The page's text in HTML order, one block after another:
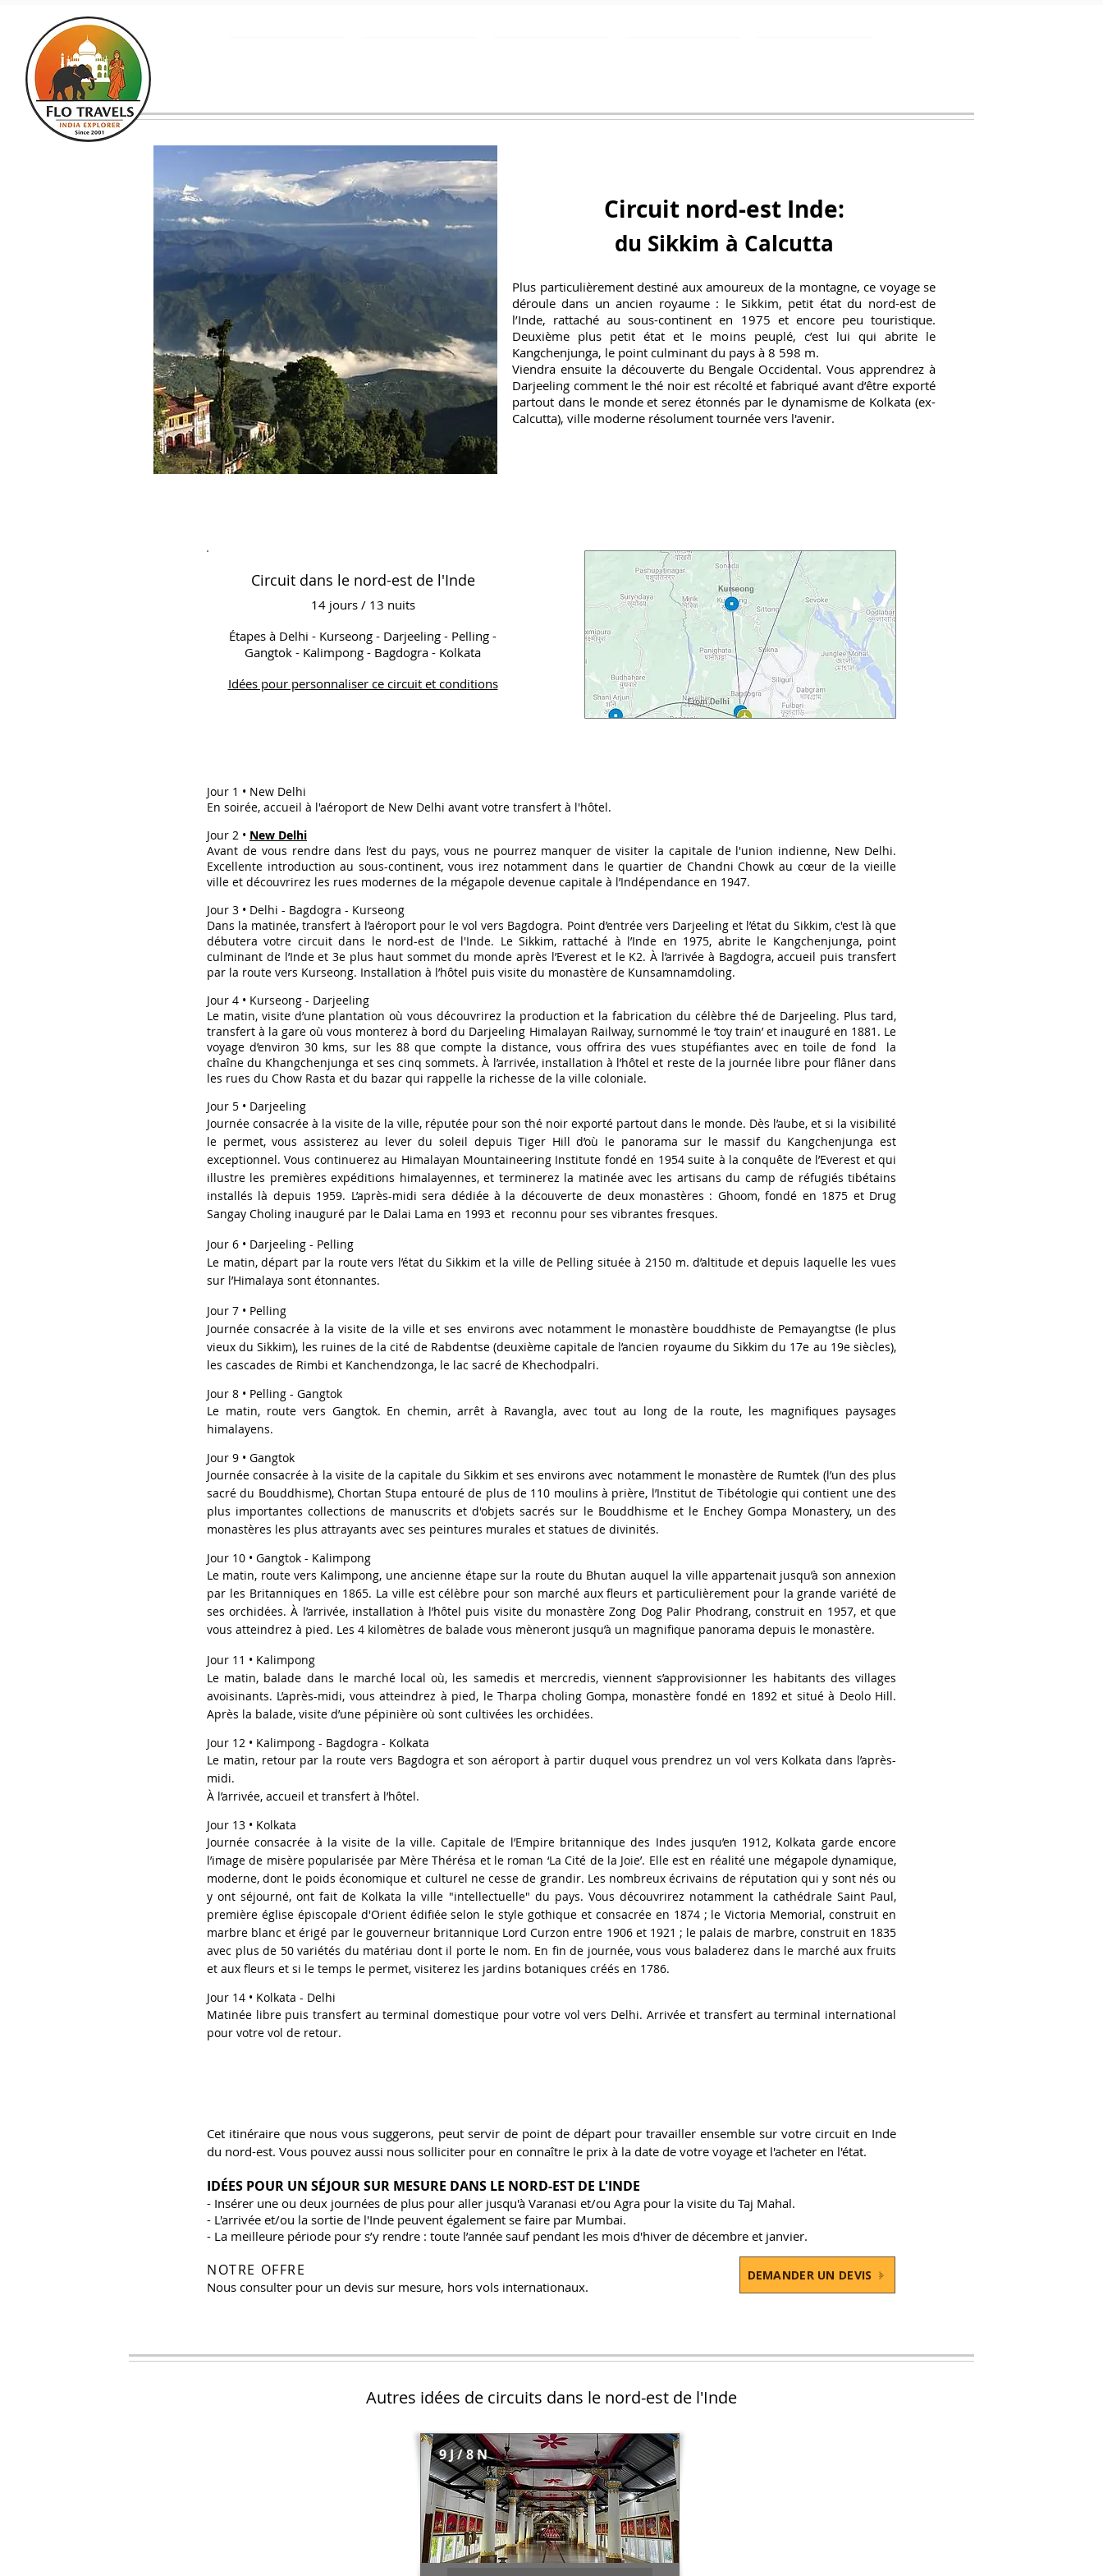
Circuit nord-est Inde:
du Sikkim à Calcutta
Plus particulièrement destiné aux amoureux de la montagne, ce voyage se
déroule dans un ancien royaume : le Sikkim, petit état du nord-est de
l’Inde, rattaché au sous-continent en 1975 et encore peu touristique.
Deuxième plus petit état et le moins peuplé, c’est lui qui abrite le
Kangchenjunga, le point culminant du pays à 8 598 m.
Viendra ensuite la découverte du Bengale Occidental. Vous apprendrez à
Darjeeling comment le thé noir est récolté et fabriqué avant d’être exporté
partout dans le monde et serez étonnés par le dynamisme de Kolkata (ex-
Calcutta), ville moderne résolument tournée vers l'avenir.
Circuit dans le nord-est de l'Inde
14 jours / 13 nuits
Étapes à Delhi - Kurseong - Darjeeling - Pelling -
Gangtok - Kalimpong - Bagdogra - Kolkata
Idées pour personnaliser ce circuit et conditions
Jour 1 • New Delhi
En soirée, accueil à l'aéroport de New Delhi avant votre transfert à l'hôtel.
Jour 2 • New Delhi
Avant de vous rendre dans l’est du pays, vous ne pourrez manquer de visiter la capitale de l'union indienne, New Delhi.
Excellente introduction au sous-continent, vous irez notamment dans le quartier de Chandni Chowk au cœur de la vieille
ville et découvrirez les rues modernes de la mégapole devenue capitale à l’Indépendance en 1947.
Jour 3 • Delhi - Bagdogra - Kurseong
Dans la matinée, transfert à l’aéroport pour le vol vers Bagdogra. Point d’entrée vers Darjeeling et l’état du Sikkim, c'est là que
débutera votre circuit dans le nord-est de l'Inde. Le Sikkim, rattaché à l’Inde en 1975, abrite le Kangchenjunga, point
culminant de l’Inde et 3e plus haut sommet du monde après l’Everest et le K2. À l’arrivée à Bagdogra, accueil puis transfert
par la route vers Kurseong. Installation à l’hôtel puis visite du monastère de Kunsamnamdoling.
Jour 4 • Kurseong - Darjeeling
Le matin, visite d’une plantation où vous découvrirez la production et la fabrication du célèbre thé de Darjeeling. Plus tard,
transfert à la gare où vous monterez à bord du Darjeeling Himalayan Railway, surnommé le ‘toy train’ et inauguré en 1881. Le
voyage d’environ 30 kms, sur les 88 que compte la distance, vous offrira des vues stupéfiantes avec en toile de fond la
chaîne du Khangchenjunga et ses cinq sommets. À l’arrivée, installation à l’hôtel et reste de la journée libre pour flâner dans
les rues du Chow Rasta et du bazar qui rappelle la richesse de la ville coloniale.
Jour 5 • Darjeeling
Journée consacrée à la visite de la ville, réputée pour son thé noir exporté partout dans le monde. Dès l’aube, et si la visibilité
le permet, vous assisterez au lever du soleil depuis Tiger Hill d’où le panorama sur le massif du Kangchenjunga est
exceptionnel. Vous continuerez au Himalayan Mountaineering Institute fondé en 1954 suite à la conquête de l’Everest et qui
illustre les premières expéditions himalayennes, et terminerez la matinée avec les artisans du camp de réfugiés tibétains
installés là depuis 1959. L’après-midi sera dédiée à la découverte de deux monastères : Ghoom, fondé en 1875 et Drug
Sangay Choling inauguré par le Dalai Lama en 1993 et reconnu pour ses vibrantes fresques.
Jour 6 • Darjeeling - Pelling
Le matin, départ par la route vers l’état du Sikkim et la ville de Pelling située à 2150 m. d’altitude et depuis laquelle les vues
sur l’Himalaya sont étonnantes.
Jour 7 • Pelling
Journée consacrée à la visite de la ville et ses environs avec notamment le monastère bouddhiste de Pemayangtse (le plus
vieux du Sikkim), les ruines de la cité de Rabdentse (deuxième capitale de l’ancien royaume du Sikkim du 17e au 19e siècles),
les cascades de Rimbi et Kanchendzonga, le lac sacré de Khechodpalri.
Jour 8 • Pelling - Gangtok
​Le matin, routevers Gangtok. En chemin, arrêt à Ravangla, avec tout au long de la route, les magnifiques paysages
himalayens.
Jour 9 • Gangtok
Journée consacrée à la visite de la capitale du Sikkim et ses environs avec notamment le monastère de Rumtek (l’un des plus
sacré du Bouddhisme), Chortan Stupa entouré de plus de 110 moulins à prière, l’Institut de Tibétologie qui contient une des
plus importantes collections de manuscrits et d'objets sacrés sur le Bouddhisme et le Enchey Gompa Monastery, un des
monastères les plus attrayants avec ses peintures murales et statues de divinités.
Jour 10 • Gangtok - Kalimpong
Le matin, route vers Kalimpong, une ancienne étape sur la route du Bhutan auquel la ville appartenait jusqu’à son annexion
par les Britanniques en 1865. La ville est célèbre pour son marché aux fleurs et particulièrement pour la grande variété de
ses orchidées.À l’arrivée, installation à l’hôtel puis visite du monastère Zong Dog Palir Phodrang, construit en 1957, et que
vous atteindrez à pied. Les 4 kilomètres de balade vous mèneront jusqu’à un magnifique panorama depuis le monastère.
Jour 11 • Kalimpong
Le matin, balade dans le marché local où, les samedis et mercredis, viennent s’approvisionner les habitants des villages
avoisinants. L’après-midi, vous atteindrez à pied, le Tharpa choling Gompa, monastère fondé en 1892 et situé à Deolo Hill.
Après la balade, visite d’une pépinière où sont cultivées les orchidées.
Jour 12 • Kalimpong - Bagdogra - Kolkata
Le matin, retour par la route vers Bagdogra et son aéroport à partir duquel vous prendrez un vol vers Kolkata dans l’après-
midi.
À l’arrivée, accueil et transfert à l’hôtel.
Jour 13 • Kolkata
Journée consacrée à la visite de la ville. Capitale de l’Empire britannique des Indes jusqu’en 1912, Kolkata garde encore
l’image de misère popularisée par Mère Thérésa et le roman ‘La Cité de la Joie’. Elle est en réalité une mégapole dynamique,
moderne, dont le poids économique et culturel ne cesse de grandir. Les nombreux écrivains de réputation qui y sont nés ou
y ont séjourné, ont fait de Kolkata la ville "intellectuelle" du pays. Vous découvrirez notamment la cathédrale Saint Paul,
première église épiscopale d'Orient édifiée selon le style gothique et consacrée en 1874 ; le Victoria Memorial, construit en
marbre blanc et érigé par le gouverneur britannique Lord Curzon entre 1906 et 1921 ; le palais de marbre, construit en 1835
avec plus de 50 variétés du matériau dont il porte le nom. En fin de journée, vous vous baladerez dans le marché aux fruits
et aux fleurs et si le temps le permet, visiterez les jardins botaniques créés en 1786.
Jour 14 • Kolkata - Delhi
Matinée libre puis transfert au terminal domestique pour votre vol vers Delhi. Arrivée et transfert au terminal international
pour votre vol de retour.
Cet itinéraire que nous vous suggerons, peut servir de point de départ pour travailler ensemble sur votre circuit en Inde
du nord-est. Vous pouvez aussi nous solliciter pour en connaître le prix à la date de votre voyage et l'acheter en l'état.
IDÉES POUR UN SÉJOUR SUR MESURE DANS LE NORD-EST DE L'INDE
- Insérer une ou deux journées de plus pour aller jusqu'à Varanasi et/ou Agra pour la visite du Taj Mahal.
- L'arrivée et/ou la sortie de l'Inde peuvent également se faire par Mumbai.
- La meilleure période pour s’y rendre : toute l’année sauf pendant les mois d'hiver de décembre et janvier.
NOTRE OFFRE
Nous consulter pour un devis sur mesure, hors vols internationaux.
DEMANDER UN DEVIS
Autres idées de circuits dans le nord-est de l'Inde
9 J / 8 N